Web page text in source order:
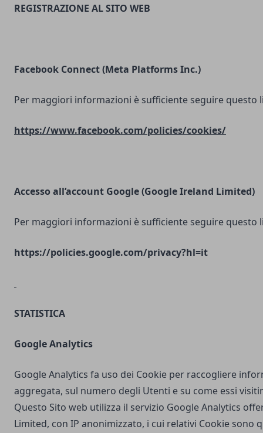
REGISTRAZIONE AL SITO WEB
Facebook Connect (Meta Platforms Inc.)
Per maggiori informazioni è sufficiente seguire questo
https://www.facebook.com/policies/cookies/
Accesso all’account Google (Google Ireland Limited)
Per maggiori informazioni è sufficiente seguire questo
https://policies.google.com/privacy?hl=it
STATISTICA
Google Analytics
Google Analytics fa uso dei Cookie per raccogliere
aggregata, sul numero degli Utenti e su come essi
Questo Sito web utilizza il servizio Google Analytics
Limited, con IP anonimizzato, i cui relativi Cookie sono